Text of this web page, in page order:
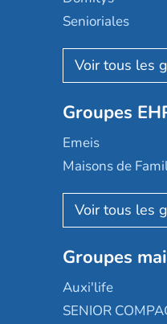
Senioriales
Nohée
Les Résidentiels
Mobicap
Domusvi
Happy Senior
Aquarelia
Nexity edenea
Les jardins
Occitalia
Appartseniors
Groupes
Emeis
Maisons de
Korian
Emera
Groupe SOS
Le Noble Âge
Almage
Groupes
Auxi'life
SENIOR